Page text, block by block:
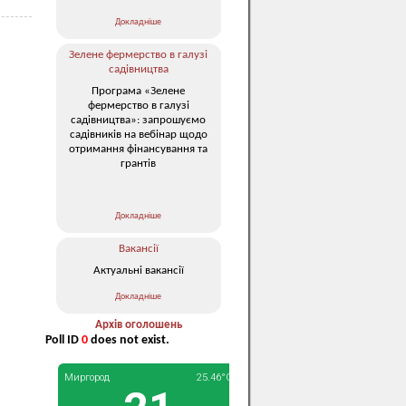
Докладніше
Зелене фермерство в галузі
садівництва
Програма «Зелене
фермерство в галузі
садівництва»: запрошуємо
садівників на вебінар щодо
отримання фінансування та
грантів
Докладніше
Вакансії
Актуальні вакансії
Докладніше
Архів оголошень
Poll ID 0 does not exist.